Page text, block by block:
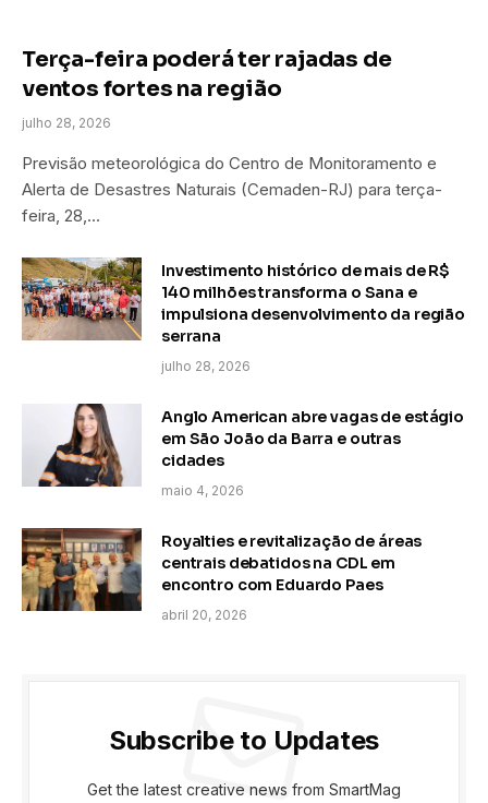
Terça-feira poderá ter rajadas de
ventos fortes na região
julho 28, 2026
Previsão meteorológica do Centro de Monitoramento e
Alerta de Desastres Naturais (Cemaden-RJ) para terça-
feira, 28,…
Investimento histórico de mais de R$
140 milhões transforma o Sana e
impulsiona desenvolvimento da região
serrana
julho 28, 2026
Anglo American abre vagas de estágio
em São João da Barra e outras
cidades
maio 4, 2026
Royalties e revitalização de áreas
centrais debatidos na CDL em
encontro com Eduardo Paes
abril 20, 2026
Subscribe to Updates
Get the latest creative news from SmartMag